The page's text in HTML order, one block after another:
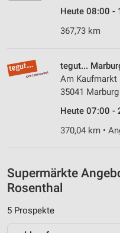
Heute 08:00 -
367,73 km
tegut...
Am Kaufmarkt
35041 Marburg
Heute 07:00 -
370,04 km •
Supermärkte
Rosenthal
5 Prospekte
personalisierter Werbung
Erstellung von Profilen
von Inhalten
Verwendung von Profilen
personalisierter Inhalte
Messung der Werbeleistung
Messung der
Entwicklung und
Verwendung reduzierter